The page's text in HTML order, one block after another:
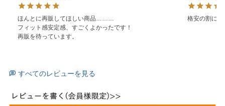
ほんとに再販してほしい商品………
フィット感安定感、すごくよかったです！
再販を待っています。
格安の割に
すべてのレビューを見る